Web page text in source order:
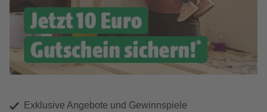
Exklusive Angebote und Gewinnspiele